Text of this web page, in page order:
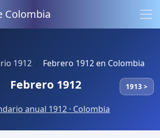
Colombia
1912 Febrero 1912 en Colombia
Febrero 1912 1913 >
anual 1912 · Colombia